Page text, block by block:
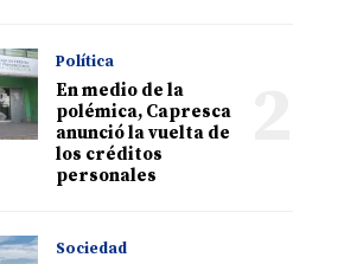
Política
En medio de la
polémica, Capresca
anunció la vuelta de
los créditos
personales
Sociedad